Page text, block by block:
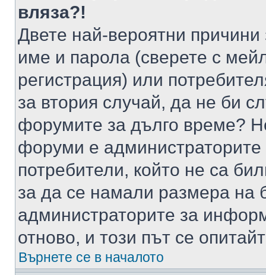
вляза?!
Двете най-вероятни
име и парола (сверете с
регистрация) или
за втория случай, да не би
форумите за дълго време?
форуми е администраторите
потребители, който не са
за да се намали размера на
администраторите за
отново, и този път се
Върнете се в началото